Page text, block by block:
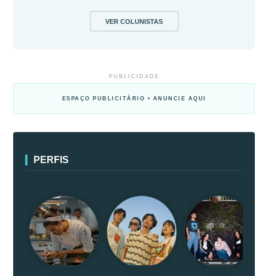
VER COLUNISTAS
PUBLICIDADE
ESPAÇO PUBLICITÁRIO • ANUNCIE AQUI
PERFIS